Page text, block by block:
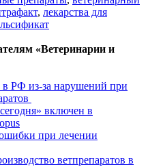
, лекарства для
«Ветеринарии и
в РФ из-за нарушений при
включен в
при лечении
ветпрепаратов в